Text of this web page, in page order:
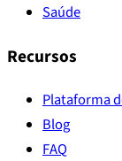
Saúde
Recursos
Plataforma
Blog
FAQ